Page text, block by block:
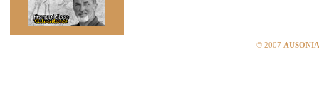
© 2007